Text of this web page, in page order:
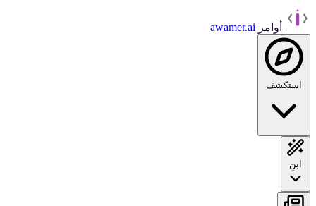
أوامر awamer.ai
استكشف
ابنِ